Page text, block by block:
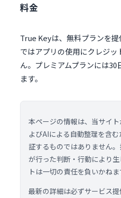
料金
True Keyは、無料プランを
ではアプリの使用にクレジ
ん。プレミアムプランには
ます。
本ページの情報は、当サイ
よびAIによる自動整理を含
証するものではありません
が行った判断・行動により
トは一切の責任を負いかねま
最新の詳細は必ずサービス